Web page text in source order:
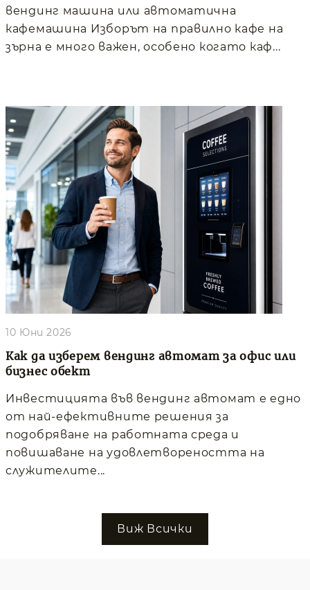
вендинг машина или автоматична
кафемашина Изборът на правилно кафе на
зърна е много важен, особено когато каф...
Как да изберем вендинг автомат за офис или
бизнес обект
10 Юни 2026
Инвестицията във вендинг автомат е едно
от най-ефективните решения за
подобряване на работната среда и
повишаване на удовлетвореността на
служителите...
Виж Всички